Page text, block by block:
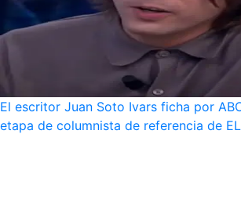
El escritor Juan Soto Ivars ficha por
etapa de columnista de referencia de